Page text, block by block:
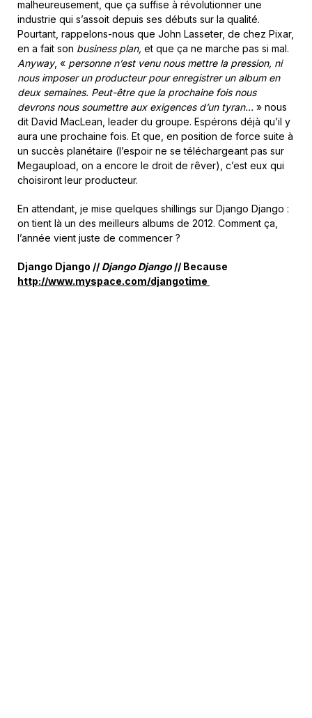
malheureusement, que ça suffise à révolutionner une
industrie qui s’assoit depuis ses débuts sur la qualité.
Pourtant, rappelons-nous que John Lasseter, de chez Pixar,
en a fait son business plan, et que ça ne marche pas si mal.
Anyway, « personne n’est venu nous mettre la pression, ni
nous imposer un producteur pour enregistrer un album en
deux semaines. Peut-être que la prochaine fois nous
devrons nous soumettre aux exigences d’un tyran… » nous
dit David MacLean, leader du groupe. Espérons déjà qu’il y
aura une prochaine fois. Et que, en position de force suite à
un succès planétaire (l’espoir ne se téléchargeant pas sur
Megaupload, on a encore le droit de rêver), c’est eux qui
choisiront leur producteur.
En attendant, je mise quelques shillings sur Django Django :
on tient là un des meilleurs albums de 2012. Comment ça,
l’année vient juste de commencer ?
Django Django // Django Django// Because
http://www.myspace.com/djangotime